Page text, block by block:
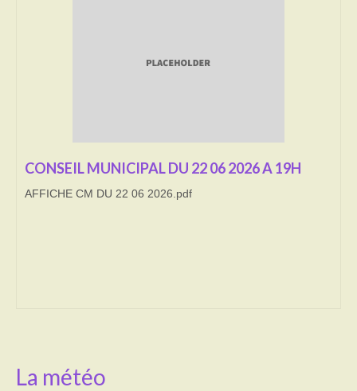
LE BRULAGE DES VEGETAUX
DECHETS VERTS
CONSEIL MUNICIPAL DU 22 06 2026 A 19H
AFFICHE CM DU 22 06 2026.pdf
La météo